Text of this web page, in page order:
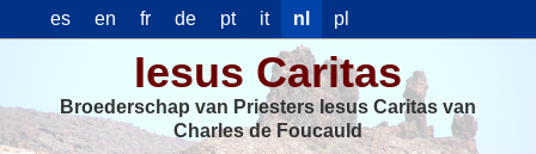
es en fr de pt it nl pl
Iesus Caritas
Broederschap van Priesters Iesus Caritas van
Charles de Foucauld